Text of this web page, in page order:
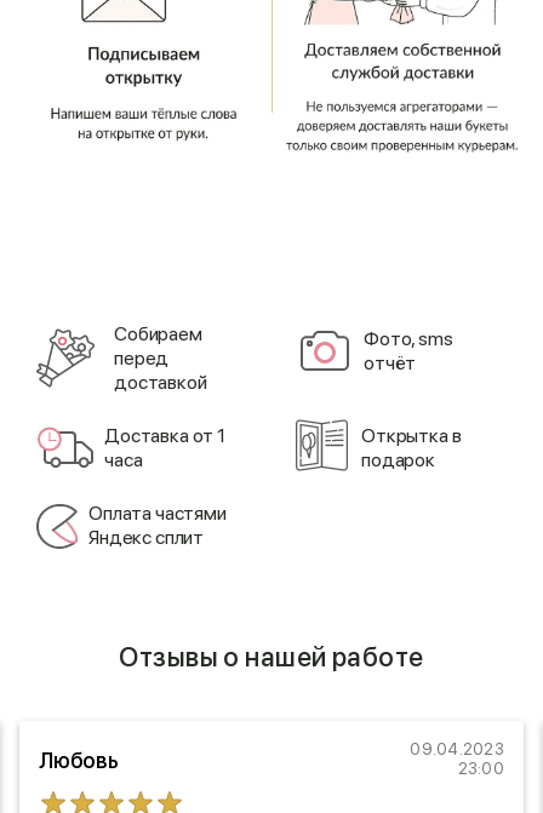
Cобираем
перед
доставкой
Фото, sms
отчёт
Доставка от 1
часа
Открытка в
подарок
Оплата частями
Яндекс сплит
Отзывы о нашей работе
Любовь
09.04.2023
23:00